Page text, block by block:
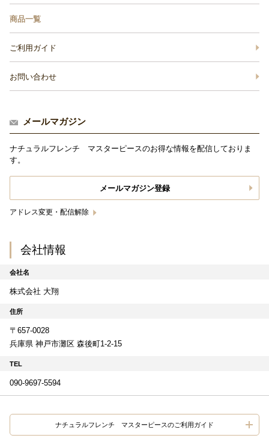
商品一覧
ご利用ガイド
お問い合わせ
メールマガジン
ナチュラルフレンチ マスターピースのお得な情報を配信しておりま
す。
メールマガジン登録
アドレス変更・配信解除
会社情報
会社名
株式会社 大翔
住所
〒657-0028
兵庫県 神戸市灘区 森後町1-2-15
TEL
090-9697-5594
ナチュラルフレンチ マスターピースのご利用ガイド